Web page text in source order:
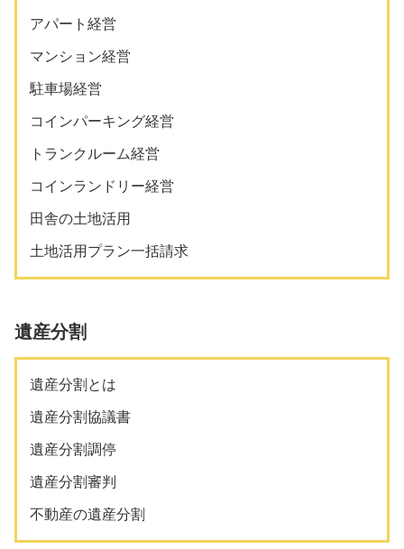
アパート経営
マンション経営
駐車場経営
コインパーキング経営
トランクルーム経営
コインランドリー経営
田舎の土地活用
土地活用プラン一括請求
遺産分割
遺産分割とは
遺産分割協議書
遺産分割調停
遺産分割審判
不動産の遺産分割